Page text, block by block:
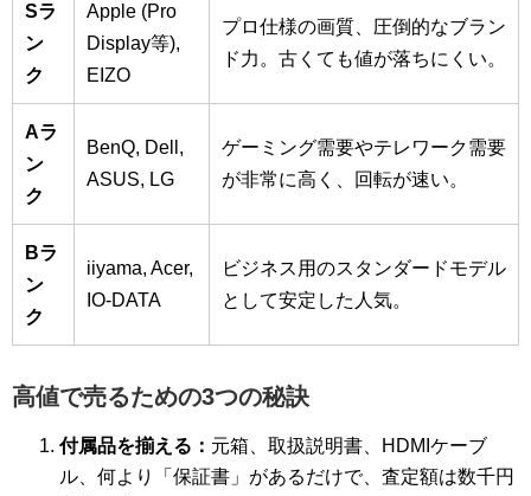
Sラ
ン
ク
Apple (Pro
Display等),
EIZO
プロ仕様の画質、圧倒的なブラン
ド力。古くても値が落ちにくい。
Aラ
ン
ク
BenQ, Dell,
ASUS, LG
ゲーミング需要やテレワーク需要
が非常に高く、回転が速い。
Bラ
ン
ク
iiyama, Acer,
IO-DATA
ビジネス用のスタンダードモデル
として安定した人気。
高値で売るための3つの秘訣
付属品を揃える： 元箱、取扱説明書、HDMIケーブ
ル、何より「保証書」があるだけで、査定額は数千円